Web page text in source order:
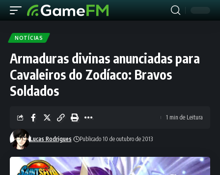
NOTÍCIAS
Armaduras divinas anunciadas para
Cavaleiros do Zodíaco: Bravos
Soldados
Lucas Rodrigues Publicado 10 de outubro de 2013
1 min de Leitura